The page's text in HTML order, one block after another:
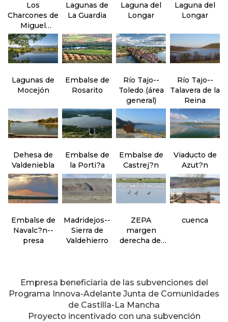
Los
Charcones de
Miguel
Esteban
Lagunas de
La Guardia
Laguna del
Longar
Laguna del
Longar
Lagunas de
Mocejón
Embalse de
Rosarito
Río Tajo--
Toledo (área
general)
Río Tajo--
Talavera de la
Reina
Dehesa de
Valdeniebla
Embalse de
la Porti?a
Embalse de
Castrej?n
Viaducto de
Azut?n
Embalse de
Navalc?n--
presa
Madridejos--
Sierra de
Valdehierro
ZEPA
margen
derecha del
cuenca
Empresa beneficiaria de las subvenciones del
Programa Innova-Adelante Junta de Comunidades
de Castilla-La Mancha
Proyecto incentivado con una subvención